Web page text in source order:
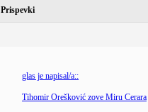
Prispevki
glas je napisal/a::
Tihomir Orešković zove Miru Cerara